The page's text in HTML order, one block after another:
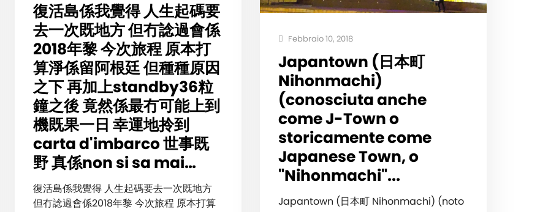
復活島係我覺得 人生起碼要
去一次既地方 但冇諗過會係
2018年黎 今次旅程 原本打
算淨係留阿根廷 但種種原因
之下 再加上standby36粒
鐘之後 竟然係最冇可能上到
機既果一日 幸運地拎到
carta d'imbarco 世事既
野 真係non si sa mai…
復活島係我覺得 人生起碼要去一次既地方
但冇諗過會係2018年黎 今次旅程 原本打算
Febbraio 10, 2018
Japantown (日本町
Nihonmachi)
(conosciuta anche
come J-Town o
storicamente come
Japanese Town, o
"Nihonmachi"...
Japantown (日本町 Nihonmachi) (noto